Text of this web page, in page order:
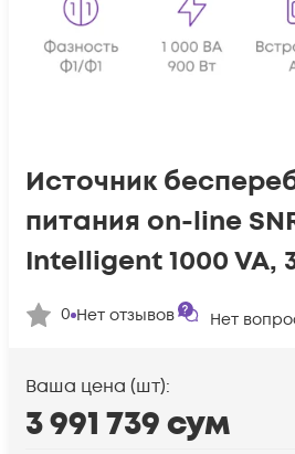
Источник
питания on-line
Intelligent 1000 VA,
0 Нет отзывов Нет
Ваша цена (шт):
3 991 739сум